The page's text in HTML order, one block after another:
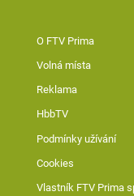
O FTV Prima
Volná místa
Reklama
HbbTV
Podmínky užívání
Cookies
Vlastník FTV Prima